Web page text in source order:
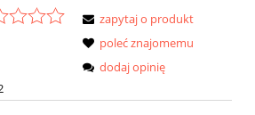
zapytaj o produkt
poleć znajomemu
dodaj opinię